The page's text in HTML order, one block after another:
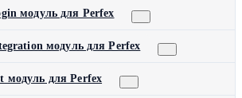
модуль для Perfex
модуль для Perfex
модуль для Perfex